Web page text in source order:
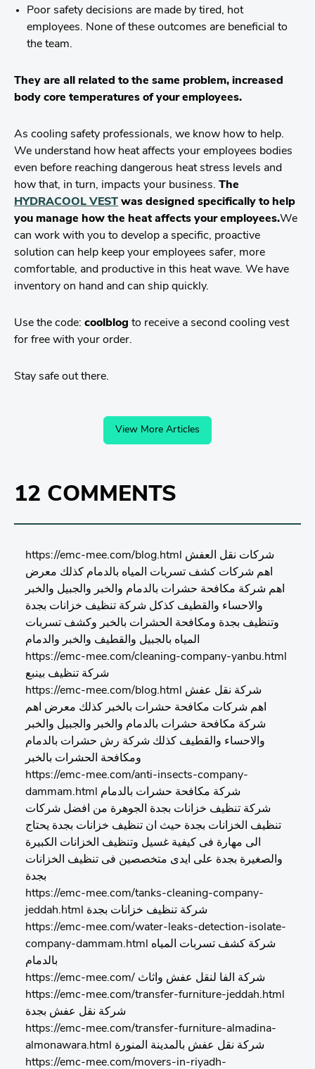
Poor safety decisions are made by tired, hot
employees. None of these outcomes are beneficial to
the team.
They are all related to the same problem, increased
body core temperatures of your employees.
As cooling safety professionals, we know how to help.
We understand how heat affects your employees bodies
even before reaching dangerous heat stress levels and
how that, in turn, impacts your business. The
HYDRACOOL VEST was designed specifically to help
you manage how the heat affects your employees.We
can work with you to develop a specific, proactive
solution can help keep your employees safer, more
comfortable, and productive in this heat wave. We have
inventory on hand and can ship quickly.
Use the code: coolblog to receive a second cooling vest
for free with your order.
Stay safe out there.
View More Articles
12 COMMENTS
https://emc-mee.com/blog.html شركات نقل العفش
اهم شركات كشف تسربات المياه بالدمام كذلك معرض
اهم شركة مكافحة حشرات بالدمام والخبر والجبيل والخبر
والاحساء والقطيف كذكل شركة تنظيف خزانات بجدة
وتنظيف بجدة ومكافحة الحشرات بالخبر وكشف تسربات
المياه بالجبيل والقطيف والخبر والدمام
https://emc-mee.com/cleaning-company-yanbu.html
شركة تنظيف بينبع
https://emc-mee.com/blog.html شركة نقل عفش
اهم شركات مكافحة حشرات بالخبر كذلك معرض اهم
شركة مكافحة حشرات بالدمام والخبر والجبيل والخبر
والاحساء والقطيف كذلك شركة رش حشرات بالدمام
ومكافحة الحشرات بالخبر
https://emc-mee.com/anti-insects-company-
dammam.html شركة مكافحة حشرات بالدمام
شركة تنظيف خزانات بجدة الجوهرة من افضل شركات
تنظيف الخزانات بجدة حيث ان تنظيف خزانات بجدة يحتاج
الى مهارة فى كيفية غسيل وتنظيف الخزانات الكبيرة
والصغيرة بجدة على ايدى متخصصين فى تنظيف الخزانات
بجدة
https://emc-mee.com/tanks-cleaning-company-
jeddah.html شركة تنظيف خزانات بجدة
https://emc-mee.com/water-leaks-detection-isolate-
company-dammam.html شركة كشف تسربات المياه
بالدمام
https://emc-mee.com/ شركة الفا لنقل عفش واثاث
https://emc-mee.com/transfer-furniture-jeddah.html
شركة نقل عفش بجدة
https://emc-mee.com/transfer-furniture-almadina-
almonawara.html شركة نقل عفش بالمدينة المنورة
https://emc-mee.com/movers-in-riyadh-